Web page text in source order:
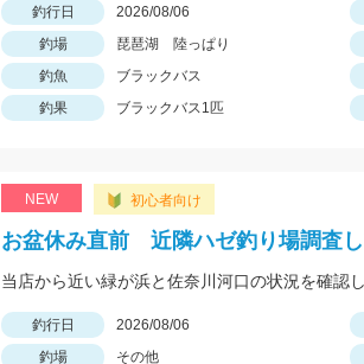
釣行日 2026/08/06
釣場
琵琶湖 陸っぱり
釣魚
ブラックバス
釣果
ブラックバス1匹
NEW 初心者向け
お盆休み直前 近隣ハゼ釣り場調査
釣行日 2026/08/06
釣場
その他